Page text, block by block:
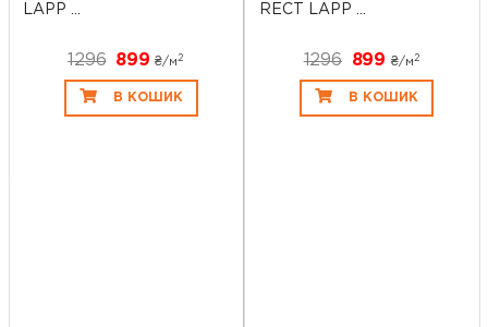
LAPP ...
1296 899₴/м2
В КОШИК
RECT LAPP ...
1296 899 ₴/м 2
В КОШИК